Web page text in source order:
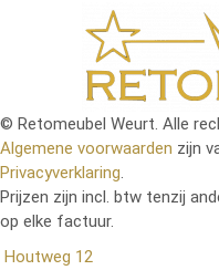
© Retomeubel Weurt. Alle
Algemene voorwaarden zijn
Privacyverklaring
Prijzen zijn incl. btw tenzij
op elke factuur.
Houtweg 12